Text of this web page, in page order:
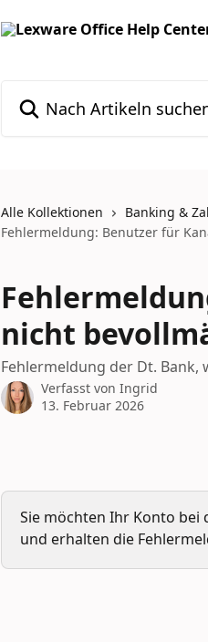
Alle Kollektionen Banking &
Fehlermeldung: Benutzer für
nicht
Fehlermeldung der Dt. Bank,
Verfasst von Ingrid
13. Februar 2026
Sie möchten Ihr Konto bei
und erhalten die